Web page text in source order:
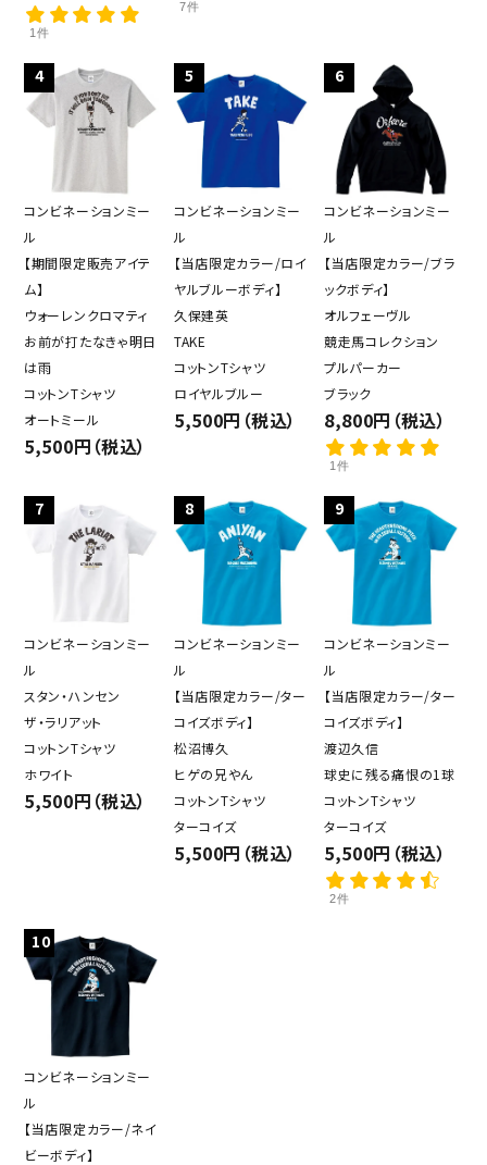
カテゴリー
close
1件
7件
4
コンビネーションミー
ル
【期間限定販売アイテ
ム】
ウォーレンクロマティ
お前が打たなきゃ明日
は雨
コットンTシャツ
オートミール
5,500円（税込）
5
コンビネーションミー
ル
【当店限定カラー/ロイ
ヤルブルーボディ】
久保建英
TAKE
コットンTシャツ
ロイヤルブルー
5,500円（税込）
6
コンビネーションミー
ル
【当店限定カラー/ブラ
ックボディ】
オルフェーヴル
競走馬コレクション
プルパーカー
ブラック
8,800円（税込）
1件
7
コンビネーションミー
ル
スタン・ハンセン
ザ・ラリアット
コットンTシャツ
ホワイト
5,500円（税込）
8
コンビネーションミー
ル
【当店限定カラー/ター
コイズボディ】
松沼博久
ヒゲの兄やん
コットンTシャツ
ターコイズ
5,500円（税込）
9
コンビネーションミー
ル
【当店限定カラー/ター
コイズボディ】
渡辺久信
球史に残る痛恨の1球
コットンTシャツ
ターコイズ
5,500円（税込）
2件
10
コンビネーションミー
ル
【当店限定カラー/ネイ
ビーボディ】